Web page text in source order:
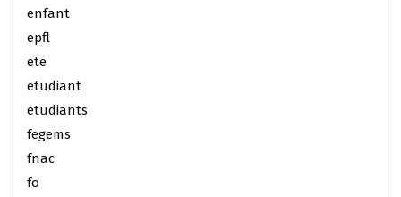
enfant
epfl
ete
etudiant
etudiants
fegems
fnac
fo